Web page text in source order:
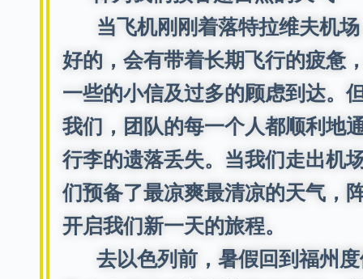
当飞机刚刚着落特拉维夫机场
好的，会有带着长期飞行的疲惫
一些的小信及过多的顾虑到达。
我们，团队的每一个人都顺利地
行李的遗落丢失。当我们走出机
们预备了最凉爽最清凉的天气，
开启我们新一天的旅程。
去以色列前，暑假回到福州度